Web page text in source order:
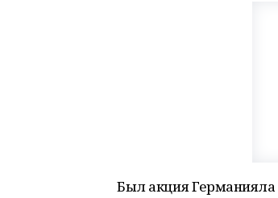
Был акция Германияла